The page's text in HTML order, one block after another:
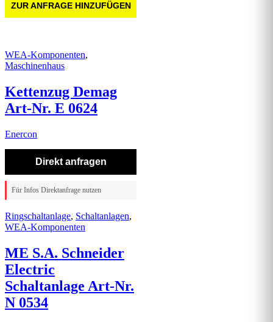
ZUR ANFRAGE HINZUFÜGEN
WEA-Komponenten,
Maschinenhaus
Kettenzug Demag
Art-Nr. E 0624
Enercon
Direkt anfragen
Für Infos Direktanfrage nutzen
Ringschaltanlage, Schaltanlagen,
WEA-Komponenten
ME S.A. Schneider
Electric
Schaltanlage Art-Nr.
N 0534